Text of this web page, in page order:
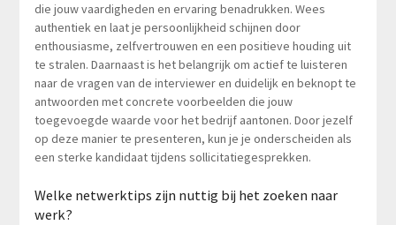
die jouw vaardigheden en ervaring benadrukken. Wees
authentiek en laat je persoonlijkheid schijnen door
enthousiasme, zelfvertrouwen en een positieve houding uit
te stralen. Daarnaast is het belangrijk om actief te luisteren
naar de vragen van de interviewer en duidelijk en beknopt te
antwoorden met concrete voorbeelden die jouw
toegevoegde waarde voor het bedrijf aantonen. Door jezelf
op deze manier te presenteren, kun je je onderscheiden als
een sterke kandidaat tijdens sollicitatiegesprekken.
Welke netwerktips zijn nuttig bij het zoeken naar
werk?